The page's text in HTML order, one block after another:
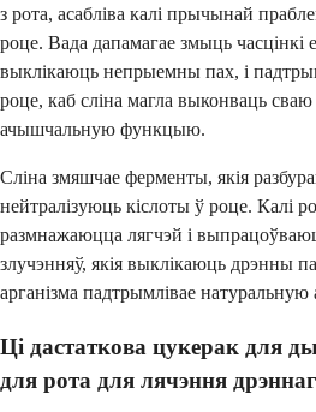
з рота, асабліва калі прычынай
роце. Вада дапамагае змыць часцінкі
выклікаюць непрыемны пах, і
роце, каб сліна магла выконваць
ачышчальную функцыю.
Сліна змяшчае ферменты, якія
нейтралізуюць кіслоты ў роце. Калі
размнажаюцца лягчэй і
злучэнняў, якія выклікаюць дрэнны
арганізма падтрымлівае
Ці дастаткова цукерак для
для рота для лячэння